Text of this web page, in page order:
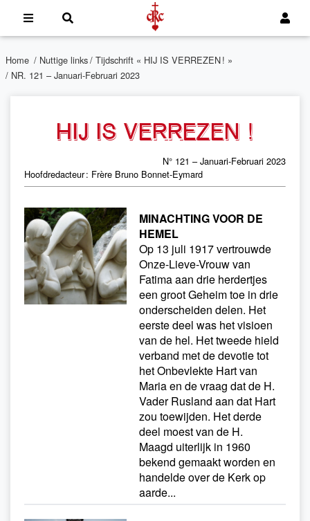
Home / Nuttige links/ Tijdschrift « HIJ IS VERREZEN ! »
/ NR. 121 – Januari-Februari 2023
HIJ IS VERREZEN !
N° 121 – Januari-Februari 2023
Hoofdredacteur : Frère Bruno Bonnet-Eymard
MINACHTING VOOR DE
HEMEL
Op 13 juli 1917 vertrouwde
Onze-Lieve-Vrouw van
Fatima aan drie herdertjes
een groot Geheim toe in drie
onderscheiden delen. Het
eerste deel was het visioen
van de hel. Het tweede hield
verband met de devotie tot
het Onbevlekte Hart van
Maria en de vraag dat de H.
Vader Rusland aan dat Hart
zou toewijden. Het derde
deel moest van de H.
Maagd uiterlijk in 1960
bekend gemaakt worden en
handelde over de Kerk op
aarde...